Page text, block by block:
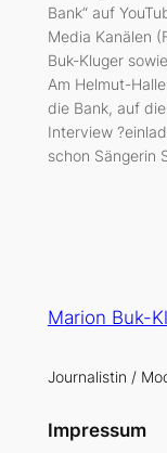
Bank“ auf
Media Kanälen
Buk-Kluger
Am Helmut-
die Bank, auf
Interview
schon Sängerin
Marion Buk-
Journalistin /
Impressum